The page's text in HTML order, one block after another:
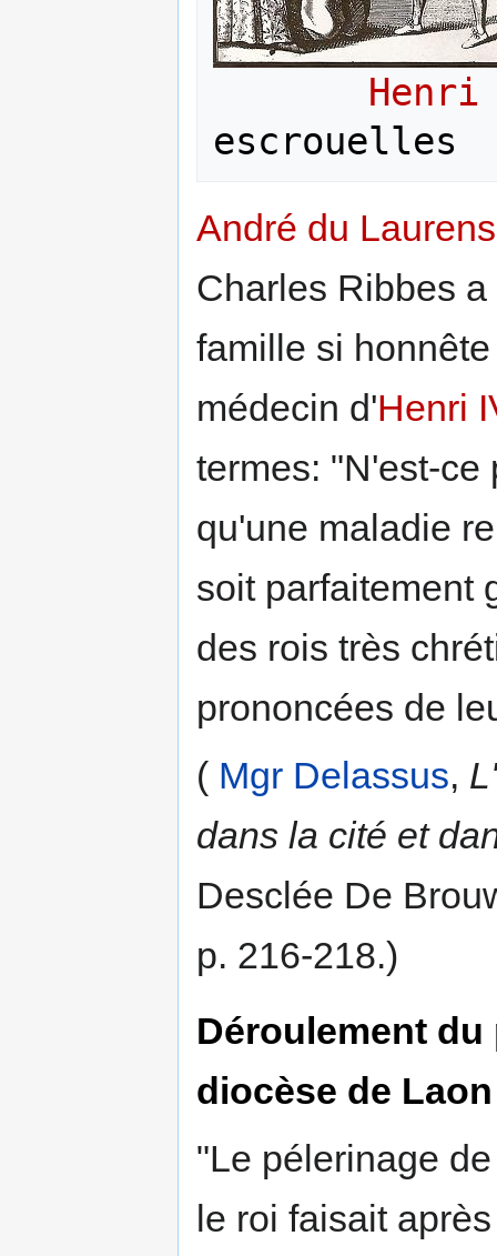
Henri
André du Laurens
Charles Ribbes
famille si
médecin d'Henri
termes: "N'est-ce
qu'une maladie
soit parfaitement
des rois très
prononcées de
( Mgr Delassus,
dans la cité et
Desclée De
p. 216-218.)
Déroulement du
diocèse de
"Le pélerinage
le roi faisait